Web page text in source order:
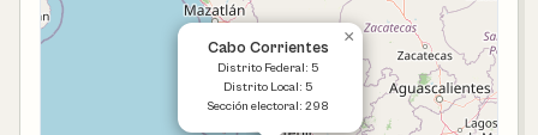
Cabo Corrientes
Distrito Federal: 5
Distrito Local: 5
Sección electoral: 298
×